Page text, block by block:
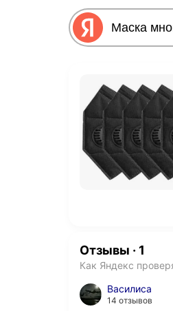
Отзывы · 1
Как Яндекс
Василиса
14 отзывов